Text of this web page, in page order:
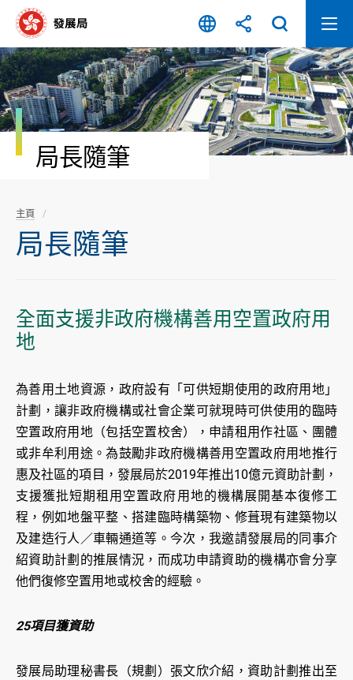
容
開
始
局長隨筆
主頁
局長隨筆
全面支援非政府機構善用空置政府用
地
為善用土地資源，政府設有「可供短期使用的政府用地」
計劃，讓非政府機構或社會企業可就現時可供使用的臨時
空置政府用地（包括空置校舍），申請租用作社區、團體
或非牟利用途。為鼓勵非政府機構善用空置政府用地推行
惠及社區的項目，發展局於2019年推出10億元資助計劃，
支援獲批短期租用空置政府用地的機構展開基本復修工
程，例如地盤平整、搭建臨時構築物、修葺現有建築物以
及建造行人／車輛通道等。今次，我邀請發展局的同事介
紹資助計劃的推展情況，而成功申請資助的機構亦會分享
他們復修空置用地或校舍的經驗。
25項目獲資助
發展局助理秘書長（規劃）張文欣介紹，資助計劃推出至